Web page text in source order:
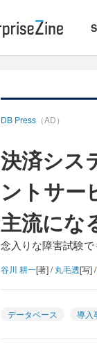
DB Press （AD）
決済シス
ントサ
主流にな
念入りな障害試験
谷川 耕一[著] /丸毛透[写] /
データベース 導入